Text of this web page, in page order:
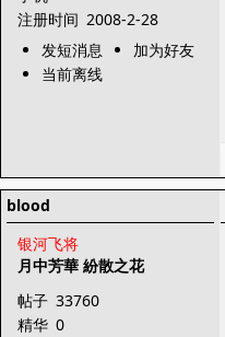
注册时间 2008-2-28
发短消息
加为好友
当前离线
blood
银河飞将
月中芳華 紛散之花
帖子 33760
精华 0